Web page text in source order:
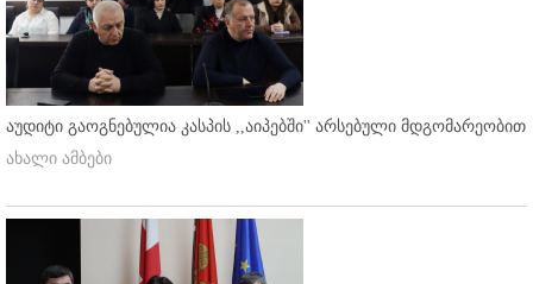
აუდიტი გაოგნებულია კასპის ,,აიპებში'' არსებული მდგომარეობით
ახალი ამბები